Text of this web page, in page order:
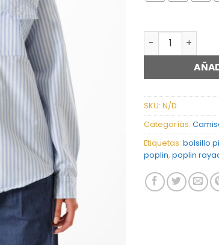
CAMISA
SKU: N/D
Categorías:
Etiquetas: bolsillo
poplin, poplin